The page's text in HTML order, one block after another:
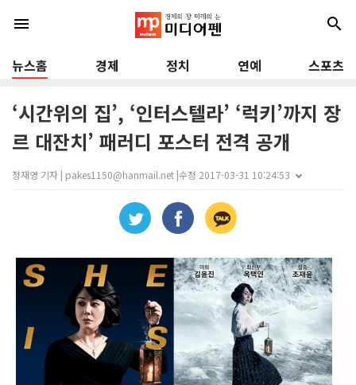
menu search
뉴스홈 경제 정치 연예 스포츠
‘시간위의 집’, ‘인터스텔라’ ‘럭키’까지 장
르 대잔치’ 패러디 포스터 전격 공개
정재영 기자 | pakes1150@hanmail.net |수정 2017-03-31 10:24:53